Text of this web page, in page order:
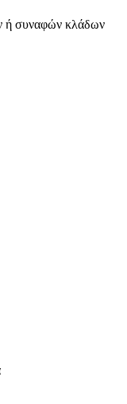
ή συναφών κλάδων